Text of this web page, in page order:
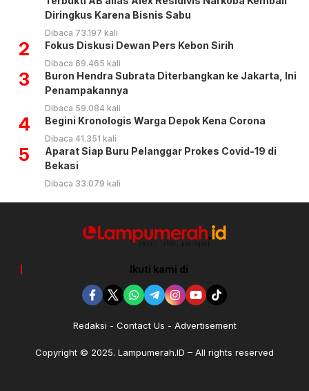
Diringkus Karena Bisnis Sabu
Dibaca 73.197 kali
2 Fokus Diskusi Dewan Pers Kebon Sirih
Dibaca 69.465 kali
3
Buron Hendra Subrata Diterbangkan ke Jakarta, Ini
Penampakannya
Dibaca 59.084 kali
4 Begini Kronologis Warga Depok Kena Corona
Dibaca 41.351 kali
5
Aparat Siap Buru Pelanggar Prokes Covid-19 di
Bekasi
Dibaca 33.079 kali
Ikuti kami di
Redaksi Contact Us Advertisement
Copyright © 2025. Lampumerah.ID – All rights reserved